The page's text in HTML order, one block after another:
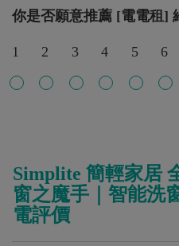
你是否願意推薦 [電電租]
1 2 3 4 5 6
Simplite 簡輕家居
窗之魔手｜智能洗
電評價